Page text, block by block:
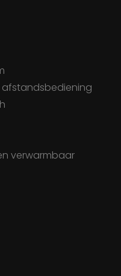
afstandsbediening
verwarmbaar